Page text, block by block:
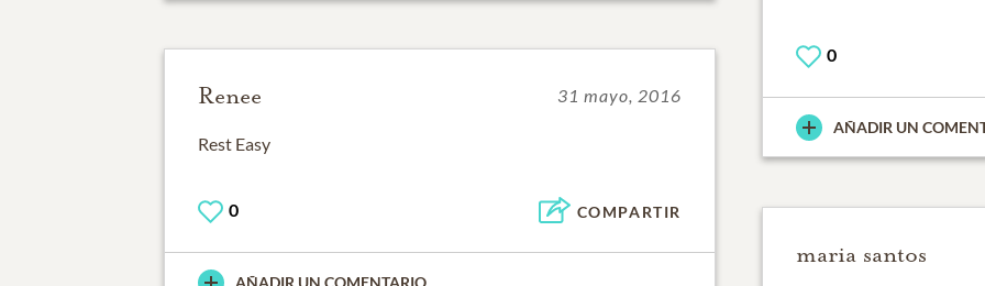
0
AÑADIR UN
Renee 31 mayo, 2016
Rest Easy
0 COMPARTIR
maria santos